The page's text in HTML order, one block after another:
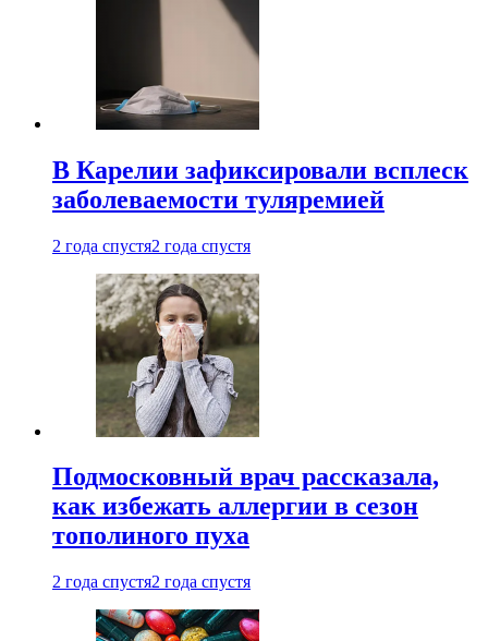
В Карелии зафиксировали всплеск
заболеваемости туляремией
2 года спустя2 года спустя
Подмосковный врач рассказала,
как избежать аллергии в сезон
тополиного пуха
2 года спустя2 года спустя